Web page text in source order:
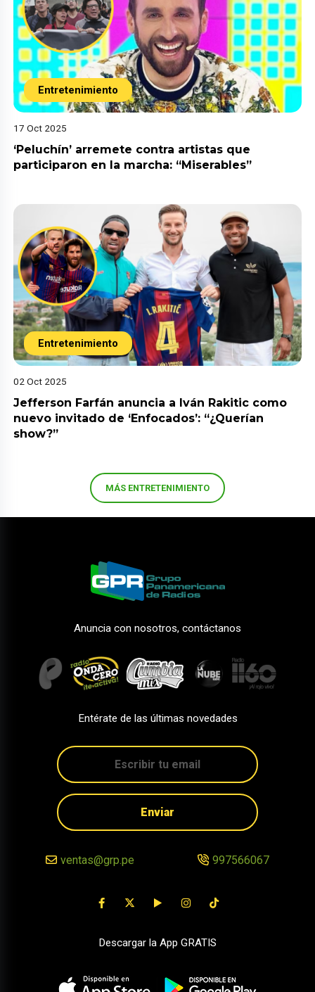
Entretenimiento
17 Oct 2025
‘Peluchín’ arremete contra artistas que
participaron en la marcha: “Miserables”
Entretenimiento
02 Oct 2025
Jefferson Farfán anuncia a Iván Rakitic como
nuevo invitado de ‘Enfocados’: “¿Querían
show?”
MÁS ENTRETENIMIENTO
Anuncia con nosotros, contáctanos
Entérate de las últimas novedades
Enviar
ventas@grp.pe 997566067
Descargar la App GRATIS